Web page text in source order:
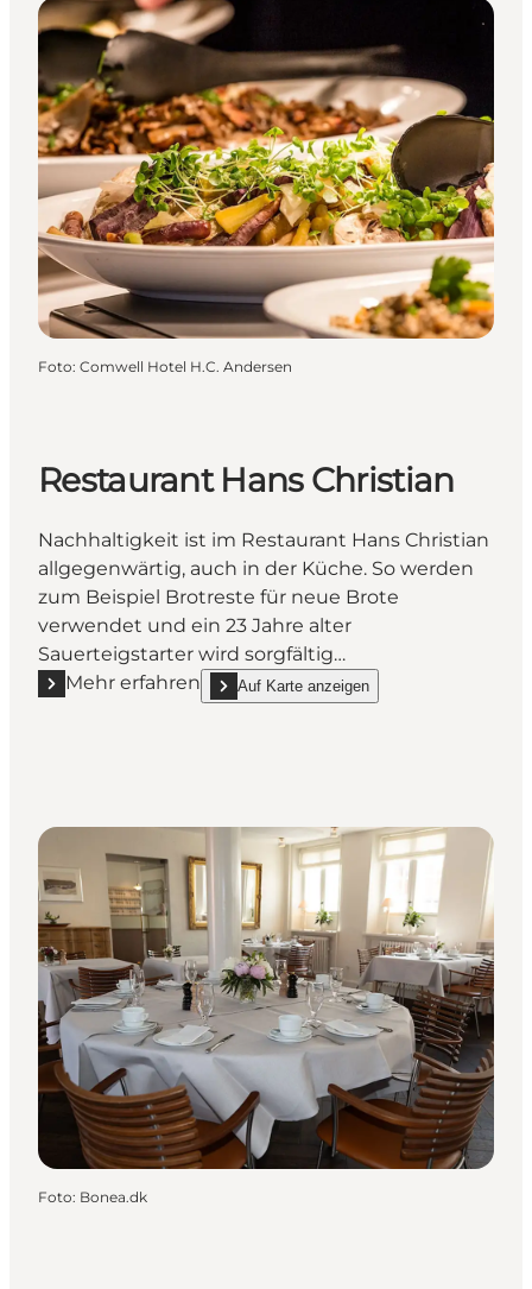
Foto: Comwell Hotel H.C. Andersen
Restaurant Hans Christian
Nachhaltigkeit ist im Restaurant Hans Christian
allgegenwärtig, auch in der Küche. So werden
zum Beispiel Brotreste für neue Brote
verwendet und ein 23 Jahre alter
Sauerteigstarter wird sorgfältig…
Mehr erfahren
Mehr erfahren "Restaurant Hans Christian"
Auf Karte anzeigen
show Restaurant Hans Christian on_map
Foto: Bonea.dk